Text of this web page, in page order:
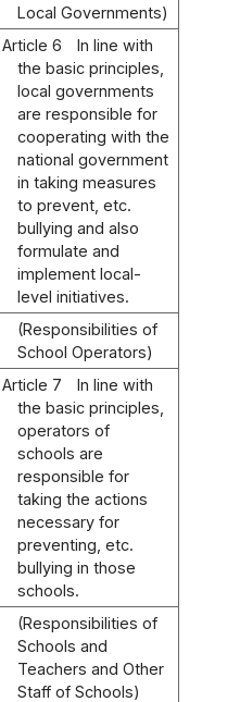
Local Governments)
Article 6
In line with
the basic principles,
local governments
are responsible for
cooperating with the
national government
in taking measures
to prevent, etc.
bullying and also
formulate and
implement local-
level initiatives.
(Responsibilities of
School Operators)
Article 7
In line with
the basic principles,
operators of
schools are
responsible for
taking the actions
necessary for
preventing, etc.
bullying in those
schools.
(Responsibilities of
Schools and
Teachers and Other
Staff of Schools)